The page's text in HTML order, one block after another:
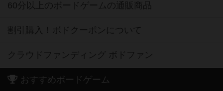
60分以上のボードゲームの通販商品
割引購入！ボドクーポンについて
クラウドファンディング ボドファン
おすすめボードゲーム